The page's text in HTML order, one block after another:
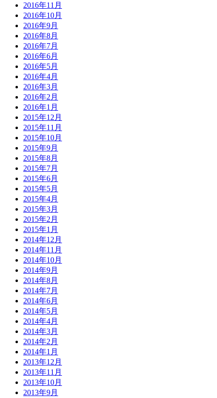
2016年11月
2016年10月
2016年9月
2016年8月
2016年7月
2016年6月
2016年5月
2016年4月
2016年3月
2016年2月
2016年1月
2015年12月
2015年11月
2015年10月
2015年9月
2015年8月
2015年7月
2015年6月
2015年5月
2015年4月
2015年3月
2015年2月
2015年1月
2014年12月
2014年11月
2014年10月
2014年9月
2014年8月
2014年7月
2014年6月
2014年5月
2014年4月
2014年3月
2014年2月
2014年1月
2013年12月
2013年11月
2013年10月
2013年9月